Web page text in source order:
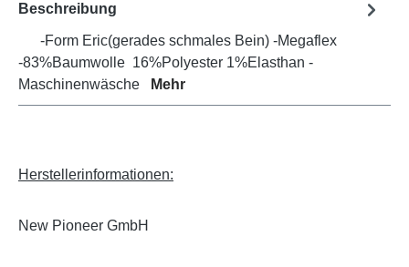
Beschreibung
-Form Eric(gerades schmales Bein) -Megaflex
-83%Baumwolle 16%Polyester 1%Elasthan -
Maschinenwäsche
Mehr
Herstellerinformationen:
New Pioneer GmbH